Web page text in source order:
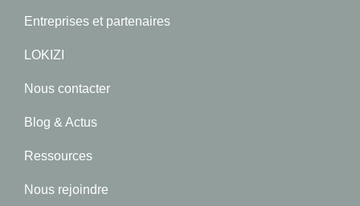
Entreprises et partenaires
LOKIZI
Nous contacter
Blog & Actus
Ressources
Nous rejoindre